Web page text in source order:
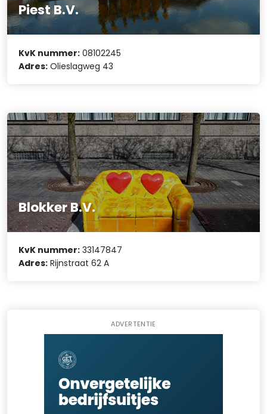
Piest B.V.
KvK nummer: 08102245
Adres: Olieslagweg 43
Blokker B.V.
KvK nummer: 33147847
Adres: Rijnstraat 62 A
ADVERTENTIE